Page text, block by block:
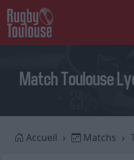
Match Toulouse
Accueil Matchs